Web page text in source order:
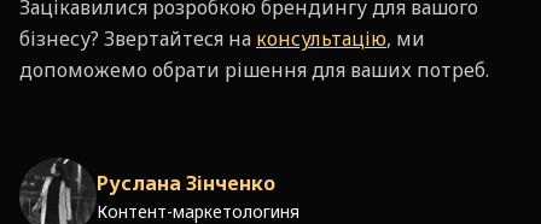
Зацікавилися розробкою брендингу для вашого
бізнесу? Звертайтеся на консультацію, ми
допоможемо обрати рішення для ваших потреб.
Руслана Зінченко
Контент-маркетологиня